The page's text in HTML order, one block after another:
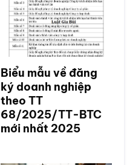
Biểu mẫu về đăng
ký doanh nghiệp
theo TT
68/2025/TT-BTC
mới nhất 2025